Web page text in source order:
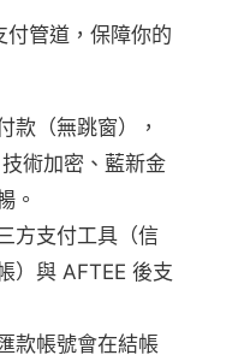
管道，保障你的
款（無跳窗），
術加密、藍新金
。
方支付工具（信
）與 AFTEE 後支
款帳號會在結帳